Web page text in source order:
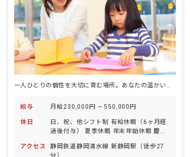
一人ひとりの個性を大切に育む場所。あなたの温かい心で、子どもたちの未来を輝かせませんか？
給与 月給230,000円 ~ 550,000円
休日
日、祝、他シフト制 有給休暇（6ヶ月経
過後付与） 夏季休暇 年末年始休暇 慶弔
アクセス
静岡鉄道静岡清水線 新静岡駅（徒歩27
分）